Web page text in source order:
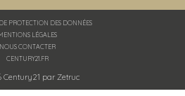
PROTECTION DES DONNÉES
LÉGALES
NOUS CONTACTER
CENTURY21.FR
Century21 par Zetruc